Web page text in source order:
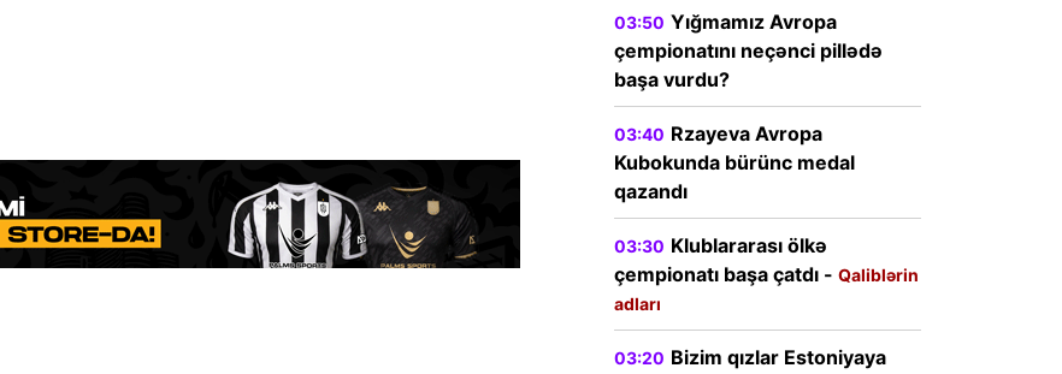
03:50 Yığmamız Avropa
çempionatını neçənci pillədə
başa vurdu?
03:40 Rzayeva Avropa
Kubokunda bürünc medal
qazandı
03:30 Klublararası ölkə
çempionatı başa çatdı - Qaliblərin
adları
03:20 Bizim qızlar Estoniyaya